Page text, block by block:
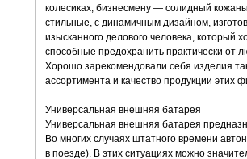
колесиках, бизнесмену — солидный
стильные, с динамичным дизайном,
изысканного делового человека,
способные предохранить практически от
Хорошо зарекомендовали себя изделия
ассортимента и качество продукции этих
Универсальная внешняя батарея
Универсальная внешняя батарея
Во многих случаях штатного времени
в поезде). В этих ситуациях можно